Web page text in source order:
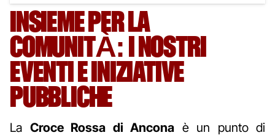
INSIEME PER LA
COMUNITÀ: I NOSTRI
EVENTI E INIZIATIVE
PUBBLICHE
La Croce Rossa di Ancona è un punto di